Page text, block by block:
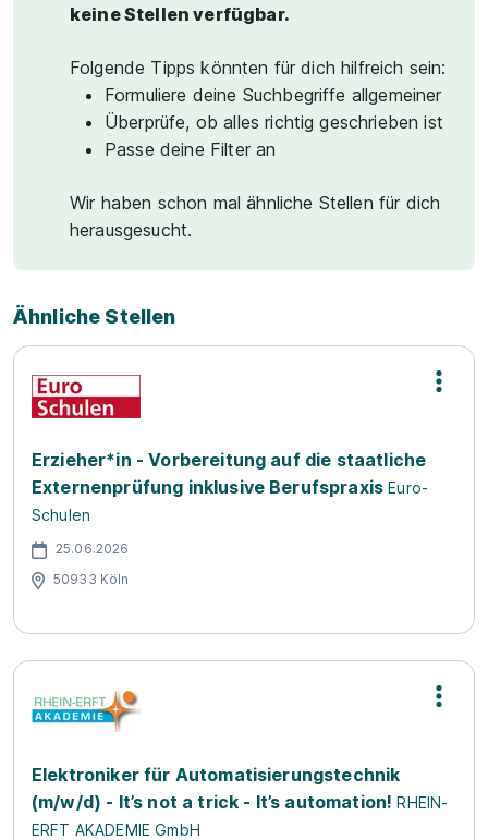
keine Stellen verfügbar.
Folgende Tipps könnten für dich hilfreich sein:
Formuliere deine Suchbegriffe allgemeiner
Überprüfe, ob alles richtig geschrieben ist
Passe deine Filter an
Wir haben schon mal ähnliche Stellen für dich
herausgesucht.
Ähnliche Stellen
Erzieher*in - Vorbereitung auf die staatliche
Externenprüfung inklusive Berufspraxis Euro-
Schulen
25.06.2026
50933 Köln
Elektroniker für Automatisierungstechnik
(m/w/d) - It’s not a trick - It’s automation! RHEIN-
ERFT AKADEMIE GmbH